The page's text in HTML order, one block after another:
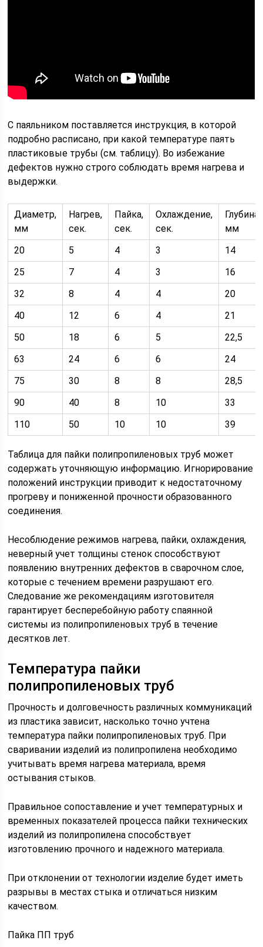
С паяльником поставляется инструкция, в которой
подробно расписано, при какой температуре паять
пластиковые трубы (см. таблицу). Во избежание
дефектов нужно строго соблюдать время нагрева и
выдержки.
Диаметр,
мм
Нагрев,
сек.
Пайка,
сек.
Охлаждение,
сек.
Глубина,
мм
20
5 4 3
14
25
7 4 3
16
32
8 4 4
20
40
12 6 4
21
50
18 6 5
22,5
63
24 6 6
24
75
30 8 8
28,5
90
40 8 10
33
110
50 10 10 39
Таблица для пайки полипропиленовых труб может
содержать уточняющую информацию. Игнорирование
положений инструкции приводит к недостаточному
прогреву и пониженной прочности образованного
соединения.
Несоблюдение режимов нагрева, пайки, охлаждения,
неверный учет толщины стенок способствуют
появлению внутренних дефектов в сварочном слое,
которые с течением времени разрушают его.
Следование же рекомендациям изготовителя
гарантирует бесперебойную работу спаянной
системы из полипропиленовых труб в течение
десятков лет.
Температура пайки
полипропиленовых труб
Прочность и долговечность различных коммуникаций
из пластика зависит, насколько точно учтена
температура пайки полипропиленовых труб. При
сваривании изделий из полипропилена необходимо
учитывать время нагрева материала, время
остывания стыков.
Правильное сопоставление и учет температурных и
временных показателей процесса пайки технических
изделий из полипропилена способствует
изготовлению прочного и надежного материала.
При отклонении от технологии изделие будет иметь
разрывы в местах стыка и отличаться низким
качеством.
Пайка ПП труб